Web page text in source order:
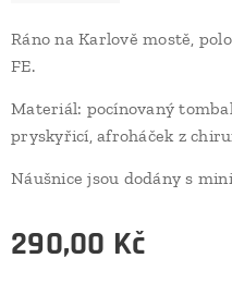
Ráno na Karlově mostě,
FE.
Materiál: pocínovaný
pryskyřicí, afroháček z
Náušnice jsou dodány s
290,00 Kč